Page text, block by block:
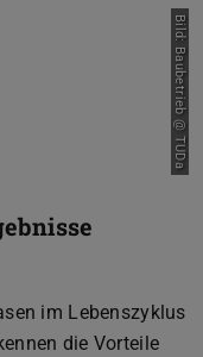
Bild: Baubetrieb @ TUDa
im Lebenszyklus
die Vorteile